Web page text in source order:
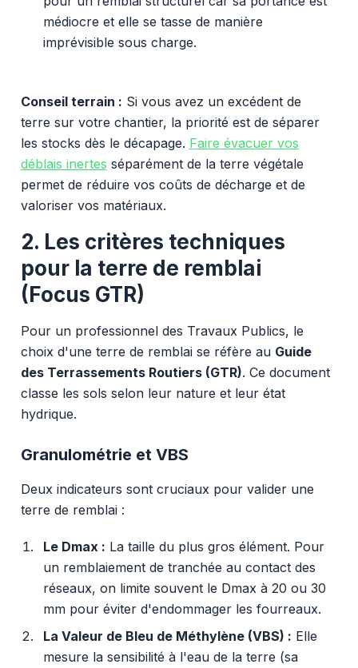
médiocre et elle se tasse de manière
imprévisible sous charge.
Conseil terrain : Si vous avez un excédent de
terre sur votre chantier, la priorité est de séparer
les stocks dès le décapage. Faire évacuer vos
déblais inertes séparément de la terre végétale
permet de réduire vos coûts de décharge et de
valoriser vos matériaux.
2. Les critères techniques
pour la terre de remblai
(Focus GTR)
Pour un professionnel des Travaux Publics, le
choix d'une terre de remblai se réfère au Guide
des Terrassements Routiers (GTR). Ce document
classe les sols selon leur nature et leur état
hydrique.
Granulométrie et VBS
Deux indicateurs sont cruciaux pour valider une
terre de remblai :
Le Dmax : La taille du plus gros élément. Pour
un remblaiement de tranchée au contact des
réseaux, on limite souvent le Dmax à 20 ou 30
mm pour éviter d'endommager les fourreaux.
La Valeur de Bleu de Méthylène (VBS) : Elle
mesure la sensibilité à l'eau de la terre (sa